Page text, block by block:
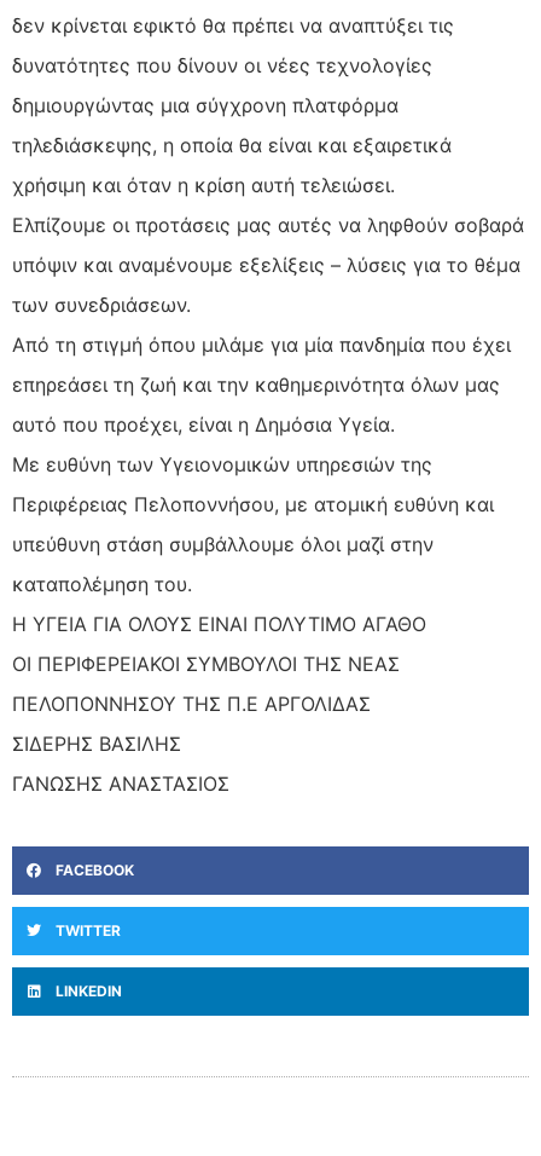
δεν κρίνεται εφικτό θα πρέπει να αναπτύξει τις
δυνατότητες που δίνουν οι νέες τεχνολογίες
δημιουργώντας μια σύγχρονη πλατφόρμα
τηλεδιάσκεψης, η οποία θα είναι και εξαιρετικά
χρήσιμη και όταν η κρίση αυτή τελειώσει.
Ελπίζουμε οι προτάσεις μας αυτές να ληφθούν σοβαρά
υπόψιν και αναμένουμε εξελίξεις – λύσεις για το θέμα
των συνεδριάσεων.
Από τη στιγμή όπου μιλάμε για μία πανδημία που έχει
επηρεάσει τη ζωή και την καθημερινότητα όλων μας
αυτό που προέχει, είναι η Δημόσια Υγεία.
Με ευθύνη των Υγειονομικών υπηρεσιών της
Περιφέρειας Πελοποννήσου, με ατομική ευθύνη και
υπεύθυνη στάση συμβάλλουμε όλοι μαζί στην
καταπολέμηση του.
Η ΥΓΕΙΑ ΓΙΑ ΟΛΟΥΣ ΕΙΝΑΙ ΠΟΛΥΤΙΜΟ ΑΓΑΘΟ
ΟΙ ΠΕΡΙΦΕΡΕΙΑΚΟΙ ΣΥΜΒΟΥΛΟΙ ΤΗΣ ΝΕΑΣ
ΠΕΛΟΠΟΝΝΗΣΟΥ ΤΗΣ Π.Ε ΑΡΓΟΛΙΔΑΣ
ΣΙΔΕΡΗΣ ΒΑΣΙΛΗΣ
ΓΑΝΩΣΗΣ ΑΝΑΣΤΑΣΙΟΣ
FACEBOOK
TWITTER
LINKEDIN